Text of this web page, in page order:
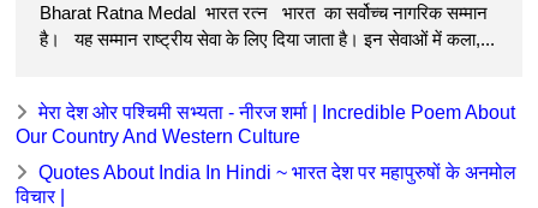
Bharat Ratna Medal भारत रत्न भारत का सर्वोच्च नागरिक सम्मान
है। यह सम्मान राष्ट्रीय सेवा के लिए दिया जाता है। इन सेवाओं में कला,...
मेरा देश ओर पश्चिमी सभ्यता - ​नीरज ​शर्मा | Incredible Poem About
Our Country And Western Culture
Quotes About India In Hindi ~ भारत देश पर महापुरुषों के अनमोल
विचार |